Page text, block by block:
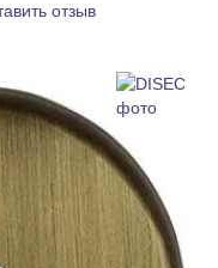
отзыв